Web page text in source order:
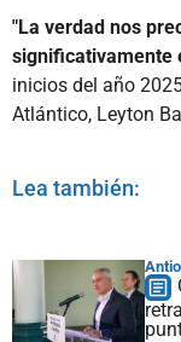
"La verdad nos
significativamente
inicios del año
Atlántico, Leyton
Lea también: